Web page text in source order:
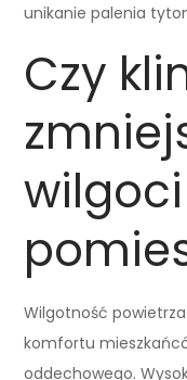
unikanie palenia
Czy
Wilgotność
komfortu
oddechowego.